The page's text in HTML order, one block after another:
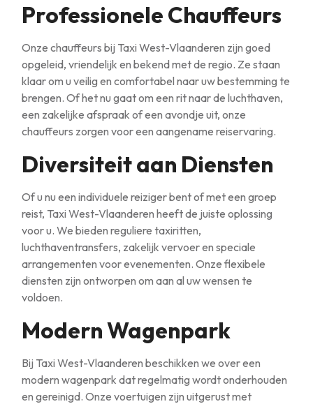
Professionele Chauffeurs
Onze chauffeurs bij Taxi West-Vlaanderen zijn goed
opgeleid, vriendelijk en bekend met de regio. Ze staan
klaar om u veilig en comfortabel naar uw bestemming te
brengen. Of het nu gaat om een rit naar de luchthaven,
een zakelijke afspraak of een avondje uit, onze
chauffeurs zorgen voor een aangename reiservaring.
Diversiteit aan Diensten
Of u nu een individuele reiziger bent of met een groep
reist, Taxi West-Vlaanderen heeft de juiste oplossing
voor u. We bieden reguliere taxiritten,
luchthaventransfers, zakelijk vervoer en speciale
arrangementen voor evenementen. Onze flexibele
diensten zijn ontworpen om aan al uw wensen te
voldoen.
Modern Wagenpark
Bij Taxi West-Vlaanderen beschikken we over een
modern wagenpark dat regelmatig wordt onderhouden
en gereinigd. Onze voertuigen zijn uitgerust met